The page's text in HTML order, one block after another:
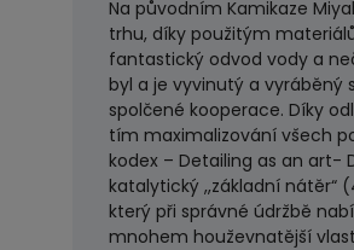
Na původním Kamikaze
trhu, díky použitým
fantastický odvod vody a
byl a je vyvinutý a vyráběný
spolčené kooperace. Díky
tím maximalizování všech
kodex – Detailing as an art-
katalytický ,,základní nátěr“
který při správné údržbě
mnohem houževnatější